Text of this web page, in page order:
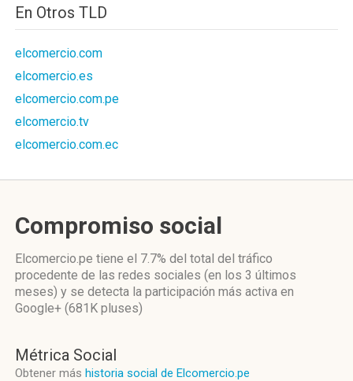
En Otros TLD
elcomercio.com
elcomercio.es
elcomercio.com.pe
elcomercio.tv
elcomercio.com.ec
Compromiso social
Elcomercio.pe tiene el 7.7% del total del tráfico
procedente de las redes sociales (en los 3 últimos
meses) y se detecta la participación más activa en
Google+ (681K pluses)
Métrica Social
Obtener más historia social de Elcomercio.pe